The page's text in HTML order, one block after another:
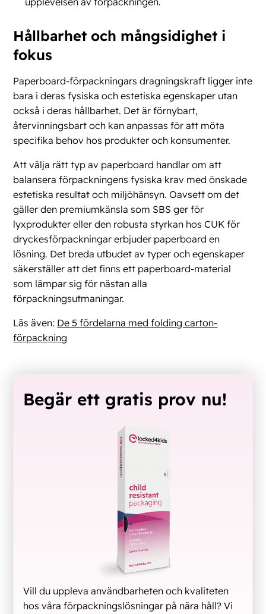
Hållbarhet och mångsidighet i
fokus
Paperboard-förpackningars dragningskraft ligger inte
bara i deras fysiska och estetiska egenskaper utan
också i deras hållbarhet. Det är förnybart,
återvinningsbart och kan anpassas för att möta
specifika behov hos produkter och konsumenter.
Att välja rätt typ av paperboard handlar om att
balansera förpackningens fysiska krav med önskade
estetiska resultat och miljöhänsyn. Oavsett om det
gäller den premiumkänsla som SBS ger för
lyxprodukter eller den robusta styrkan hos CUK för
dryckesförpackningar erbjuder paperboard en
lösning. Det breda utbudet av typer och egenskaper
säkerställer att det finns ett paperboard-material
som lämpar sig för nästan alla
förpackningsutmaningar.
Läs även: De 5 fördelarna med folding carton-
förpackning
Begär ett gratis prov nu!
Vill du uppleva användbarheten och kvaliteten
hos våra förpackningslösningar på nära håll? Vi